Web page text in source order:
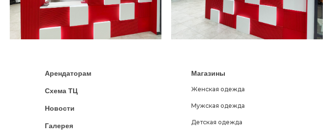
Арендаторам Магазины
Женская одежда
Схема ТЦ
Новости
Галерея
Мужская одежда
Детская одежда